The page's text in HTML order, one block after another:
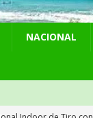
NACIONAL